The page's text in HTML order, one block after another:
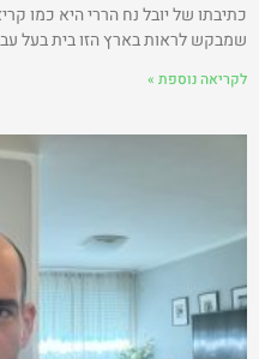
כתיבתו של יובל נח הררי היא כמו
שמבקש לראות בארץ הזו בית בעל
לקריאה נוספת »